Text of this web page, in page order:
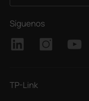
Síguenos
TP-Link